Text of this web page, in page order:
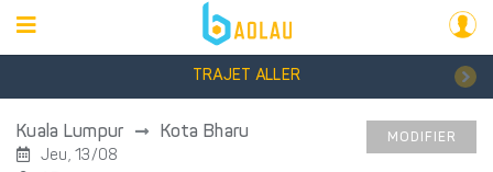
TRAJET ALLER
Kuala Lumpur Kota Bharu
Jeu, 13/08
MODIFIER